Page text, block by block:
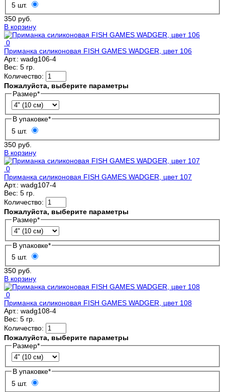
5 шт.
350 руб.
В корзину
0
Приманка силиконовая FISH GAMES WADGER, цвет 106
Арт.: wadg106-4
Вес: 5 гр.
Количество:
Пожалуйста, выберите параметры
Размер*
В упаковке*
5 шт.
350 руб.
В корзину
0
Приманка силиконовая FISH GAMES WADGER, цвет 107
Арт.: wadg107-4
Вес: 5 гр.
Количество:
Пожалуйста, выберите параметры
Размер*
В упаковке*
5 шт.
350 руб.
В корзину
0
Приманка силиконовая FISH GAMES WADGER, цвет 108
Арт.: wadg108-4
Вес: 5 гр.
Количество:
Пожалуйста, выберите параметры
Размер*
В упаковке*
5 шт.